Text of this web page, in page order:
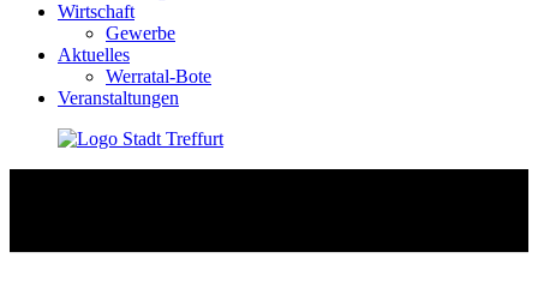
Wirtschaft
Gewerbe
Aktuelles
Werratal-Bote
Veranstaltungen